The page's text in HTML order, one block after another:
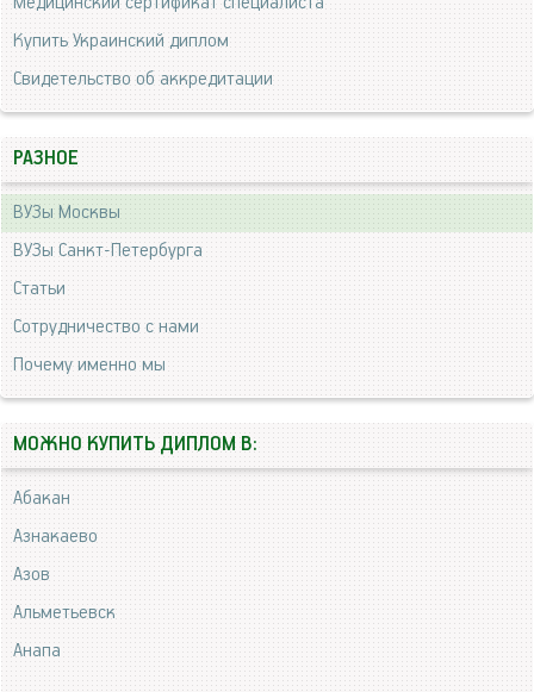
Купить Украинский диплом
Свидетельство об аккредитации
РАЗНОЕ
ВУЗы Москвы
ВУЗы Санкт-Петербурга
Статьи
Сотрудничество с нами
Почему именно мы
МОЖНО КУПИТЬ ДИПЛОМ В:
Абакан
Азнакаево
Азов
Альметьевск
Анапа